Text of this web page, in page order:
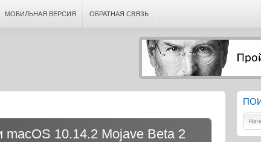
МОБИЛЬНАЯ ВЕРСИЯ ОБРАТНАЯ СВЯЗЬ
10.14.2 Mojave Beta 2